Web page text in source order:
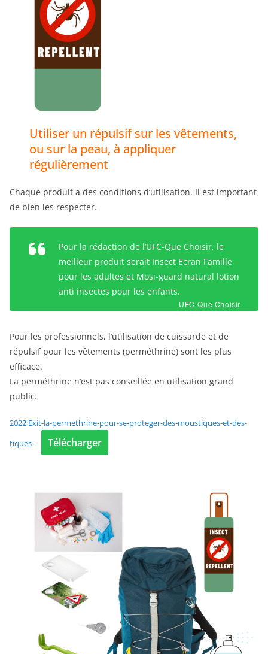
Utiliser un répulsif sur les vêtements,
ou sur la peau, à appliquer
régulièrement
Chaque produit a des conditions d’utilisation. Il est important
de bien les respecter.
Pour la rédaction de l’UFC-Que Choisir, le
meilleur produit serait Insect Ecran Famille
pour les adultes et Mosi-guard natural lotion
anti insectes pour les enfants.
UFC-Que Choisir
Pour les professionnels, l’utilisation de cuissarde et de
répulsif pour les vêtements (perméthrine) sont les plus
efficace.
La perméthrine n’est pas conseillée en utilisation grand
public.
2022 Exit-la-permethrine-pour-se-proteger-des-moustiques-et-des-
tiques-
Télécharger